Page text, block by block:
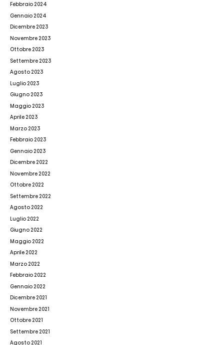
Febbraio 2024
Gennaio 2024
Dicembre 2023
Novembre 2023
Ottobre 2023
Settembre 2023
Agosto 2023
Luglio 2023
Giugno 2023
Maggio 2023
Aprile 2023
Marzo 2023
Febbraio 2023
Gennaio 2023
Dicembre 2022
Novembre 2022
Ottobre 2022
Settembre 2022
Agosto 2022
Luglio 2022
Giugno 2022
Maggio 2022
Aprile 2022
Marzo 2022
Febbraio 2022
Gennaio 2022
Dicembre 2021
Novembre 2021
Ottobre 2021
Settembre 2021
Agosto 2021